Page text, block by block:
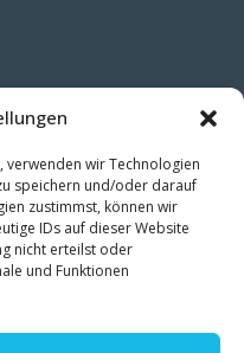
wir Technologien
speichern und/oder darauf
zustimmst, können wir
IDs auf dieser Website
nicht erteilst oder
und Funktionen
& studio insights →